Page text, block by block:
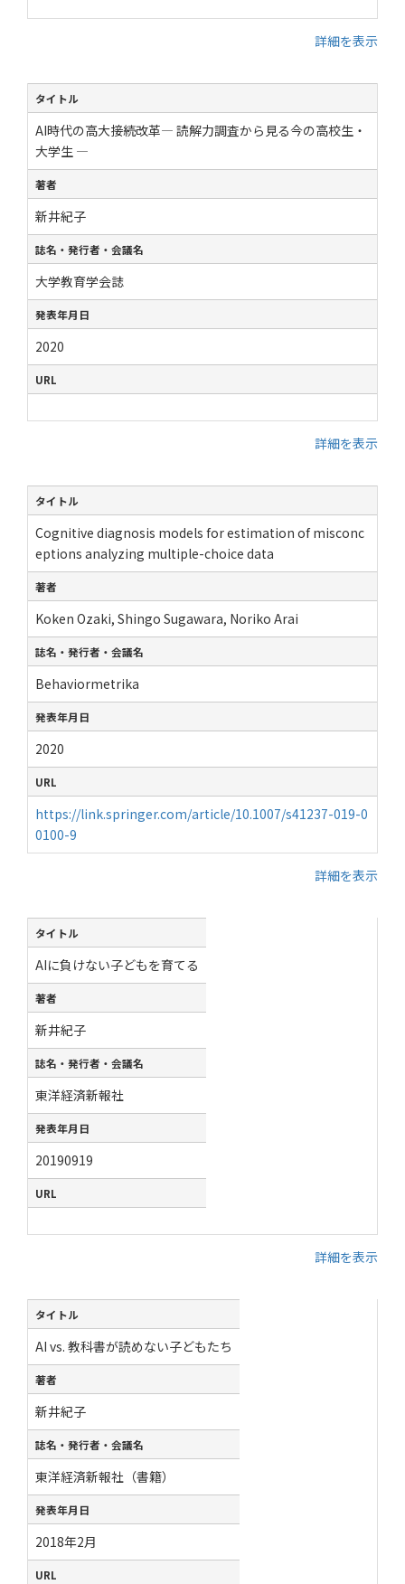
詳細を表示
タイトル
AI時代の高大接続改革― 読解力調査から見る今の高校生・
大学生 ―
著者
新井紀子
誌名・発行者・会議名
大学教育学会誌
発表年月日
2020
URL
詳細を表示
タイトル
Cognitive diagnosis models for estimation of misconc
eptions analyzing multiple-choice data
著者
Koken Ozaki, Shingo Sugawara, Noriko Arai
誌名・発行者・会議名
Behaviormetrika
発表年月日
2020
URL
https://link.springer.com/article/10.1007/s41237-019-0
0100-9
詳細を表示
タイトル
AIに負けない子どもを育てる
著者
新井紀子
誌名・発行者・会議名
東洋経済新報社
発表年月日
20190919
URL
詳細を表示
タイトル
AI vs. 教科書が読めない子どもたち
著者
新井紀子
誌名・発行者・会議名
東洋経済新報社（書籍）
発表年月日
2018年2月
URL